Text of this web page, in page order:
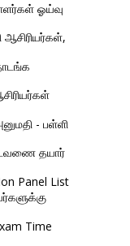
ஓய்வு
ஆசிரியர்கள்,
- பள்ளி
தயார்
Panel List
Time